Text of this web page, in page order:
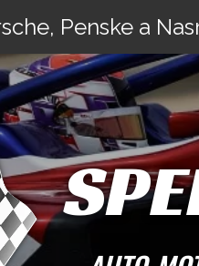
Penske a